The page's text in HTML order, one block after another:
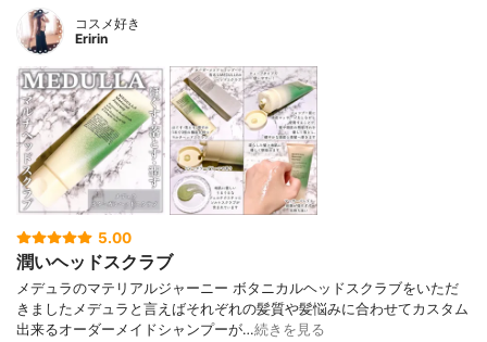
コスメ好き
Eririn
5.00
潤いヘッドスクラブ
メデュラのマテリアルジャーニー ボタニカルヘッドスクラブをいただ
きましたメデュラと言えばそれぞれの髪質や髪悩みに合わせてカスタム
出来るオーダーメイドシャンプーが…続きを見る